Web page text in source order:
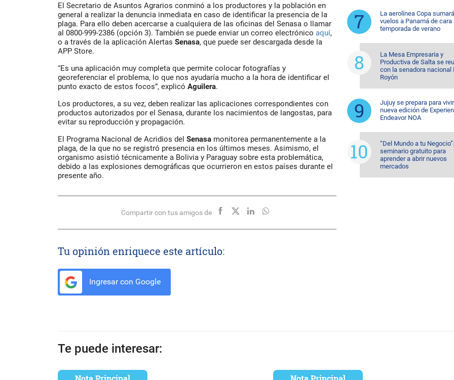
El Secretario de Asuntos Agrarios conminó a los productores y la población en
general a realizar la denuncia inmediata en caso de identificar la presencia de la
plaga. Para ello deben acercarse a cualquiera de las oficinas del Senasa o llamar
al 0800-999-2386 (opción 3). También se puede enviar un correo electrónico aquí,
o a través de la aplicación Alertas Senasa, que puede ser descargada desde la
APP Store.
“Es una aplicación muy completa que permite colocar fotografías y
georeferenciar el problema, lo que nos ayudaría mucho a la hora de identificar el
punto exacto de estos focos”, explicó Aguilera.
Los productores, a su vez, deben realizar las aplicaciones correspondientes con
productos autorizados por el Senasa, durante los nacimientos de langostas, para
evitar su reproducción y propagación.
El Programa Nacional de Acridios del Senasa monitorea permanentemente a la
plaga, de la que no se registró presencia en los últimos meses. Asimismo, el
organismo asistió técnicamente a Bolivia y Paraguay sobre esta problemática,
debido a las explosiones demográficas que ocurrieron en estos países durante el
presente año.
Compartir con tus amigos de
Tu opinión enriquece este artículo:
Ingresar con Google
La aerolínea Copa sumará
vuelos a Panamá de cara
temporada de verano
La Mesa Empresaria y
Productiva de Salta se
con la senadora nacional
Royón
Jujuy se prepara para
nueva edición de
Endeavor NOA
“Del Mundo a tu
seminario gratuito para
aprender a abrir nuevos
mercados
Te puede interesar: